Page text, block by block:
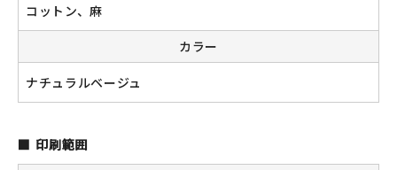
ログイン
お買い物ガイド
コットン、麻
カラー
ナチュラルベージュ
印刷範囲